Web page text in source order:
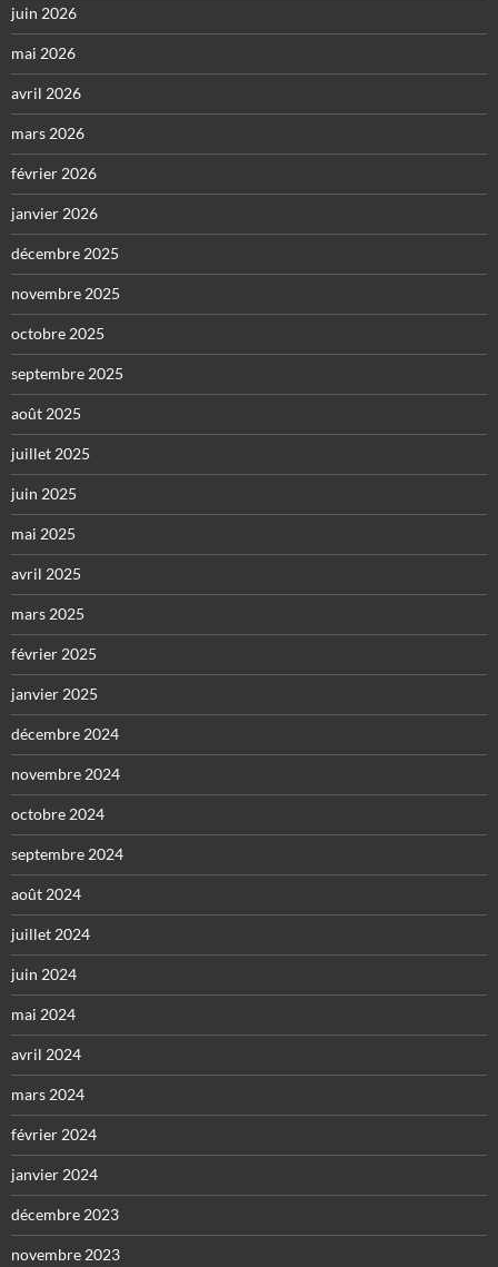
juin 2026
mai 2026
avril 2026
mars 2026
février 2026
janvier 2026
décembre 2025
novembre 2025
octobre 2025
septembre 2025
août 2025
juillet 2025
juin 2025
mai 2025
avril 2025
mars 2025
février 2025
janvier 2025
décembre 2024
novembre 2024
octobre 2024
septembre 2024
août 2024
juillet 2024
juin 2024
mai 2024
avril 2024
mars 2024
février 2024
janvier 2024
décembre 2023
novembre 2023